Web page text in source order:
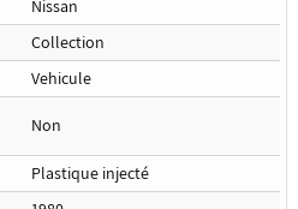
Nissan
Collection
Vehicule
Non
Plastique injecté